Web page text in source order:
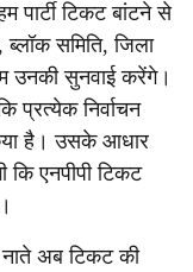
पार्टी टिकट बांटने से
समिति, जिला
उनकी सुनवाई करेंगे।
प्रत्येक निर्वाचन
है। उसके आधार
एनपीपी टिकट
अब टिकट की